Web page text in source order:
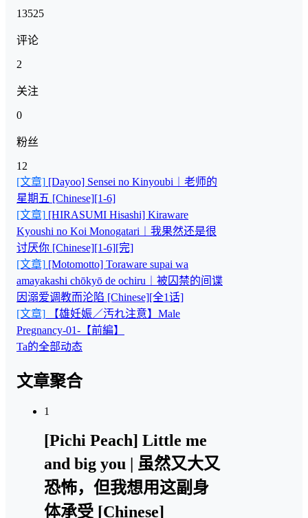
13525
评论
2
关注
0
粉丝
12
[文章] [Dayoo] Sensei no Kinyoubi︱老师的
星期五 [Chinese][1-6]
[文章] [HIRASUMI Hisashi] Kiraware
Kyoushi no Koi Monogatari︱我果然还是很
讨厌你 [Chinese][1-6][完]
[文章] [Motomotto] Toraware supai wa
amayakashi chōkyō de ochiru︱被囚禁的间谍
因溺爱调教而沦陷 [Chinese][全1话]
[文章] 【雄妊娠／汚れ注意】Male
Pregnancy-01-【前編】
Ta的全部动态
文章聚合
1
[Pichi Peach] Little me
and big you | 虽然又大又
恐怖，但我想用这副身
体承受 [Chinese]